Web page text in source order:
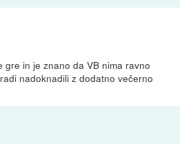
gre in je znano da VB nima ravno
nadoknadili z dodatno večerno